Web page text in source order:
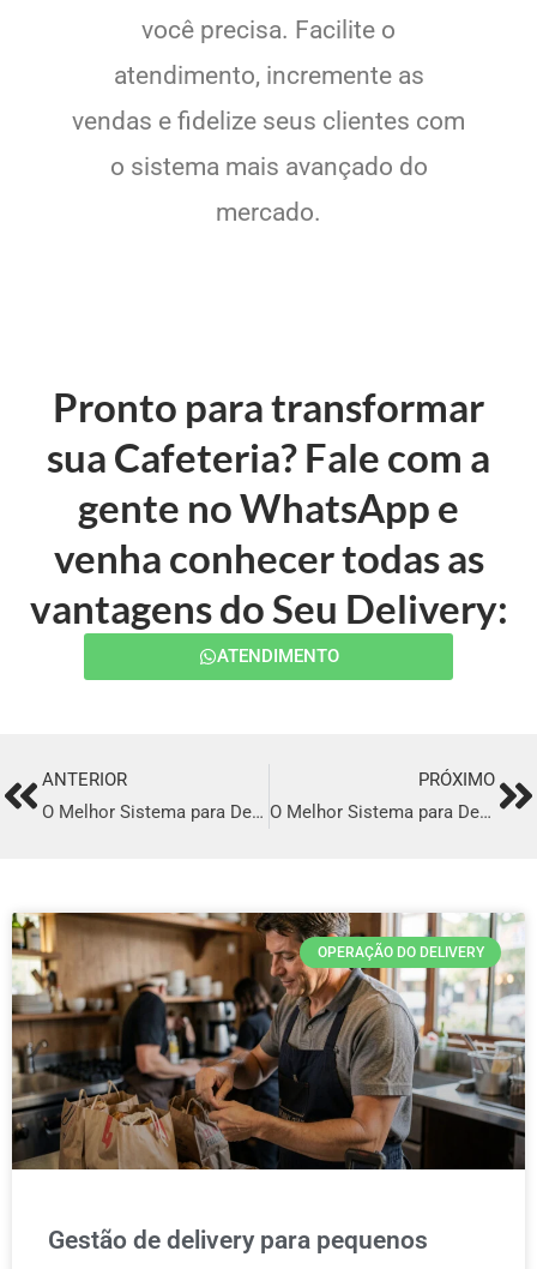
você precisa. Facilite o
atendimento, incremente as
vendas e fidelize seus clientes com
o sistema mais avançado do
mercado.
Pronto para transformar
sua Cafeteria? Fale com a
gente no WhatsApp e
venha conhecer todas as
vantagens do Seu Delivery:
ATENDIMENTO
PrevANTERIOR
O Melhor Sistema para Delivery em Planaltina
PRÓXIMO
O Melhor Sistema para Delivery em Timóteo
OPERAÇÃO DO DELIVERY
Gestão de delivery para pequenos